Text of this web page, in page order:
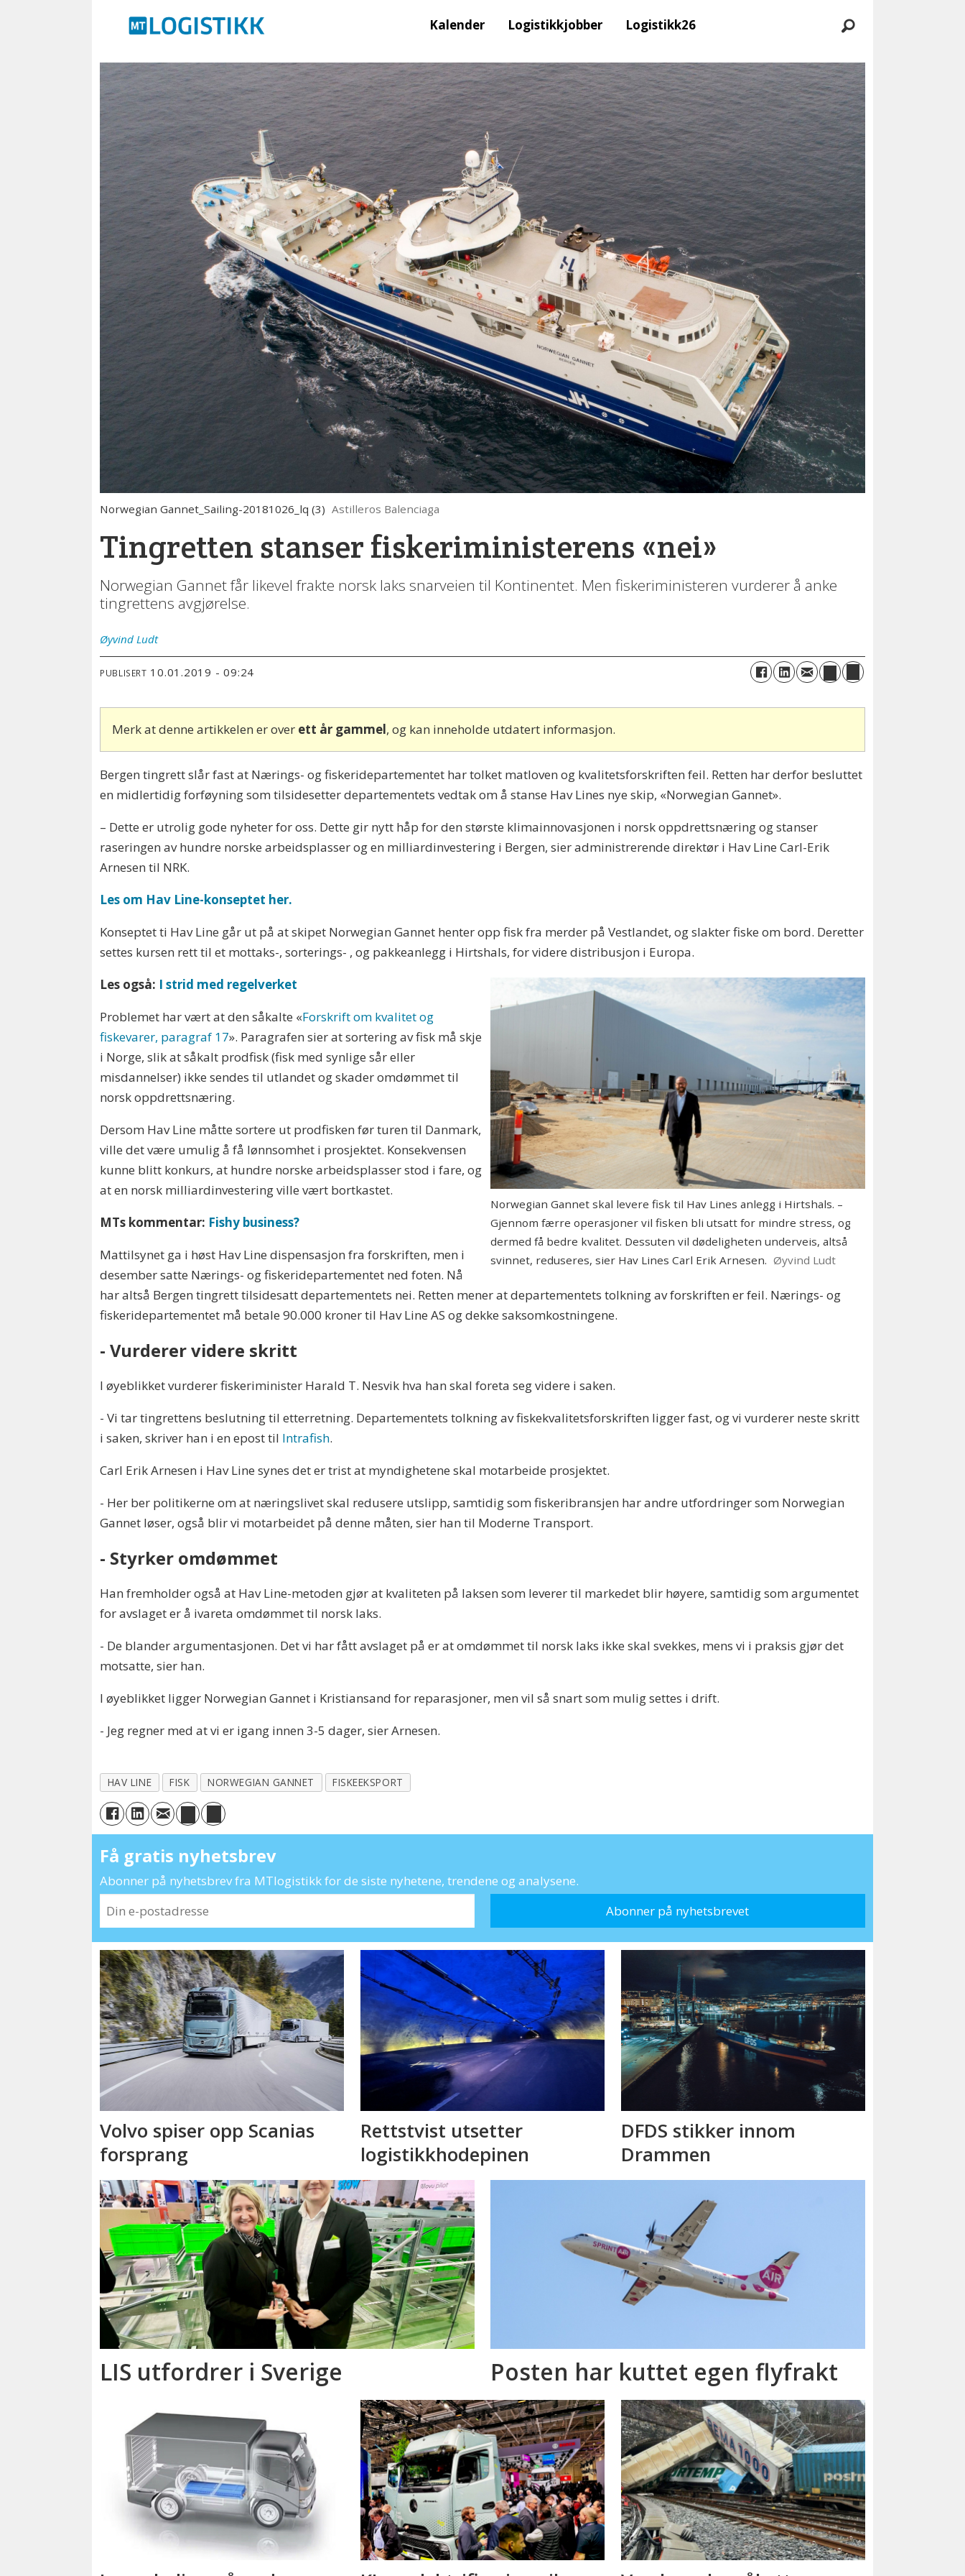
Kalender Logistikkjobber Logistikk26
Norwegian Gannet_Sailing-20181026_lq (3) Astilleros Balenciaga
Tingretten stanser fiskeriministerens «nei»
Norwegian Gannet får likevel frakte norsk laks snarveien til Kontinentet. Men fiskeriministeren vurderer å anke
tingrettens avgjørelse.
Øyvind Ludt
PUBLISERT 10.01.2019 - 09:24
Merk at denne artikkelen er over ett år gammel, og kan inneholde utdatert informasjon.
Bergen tingrett slår fast at Nærings- og fiskeridepartementet har tolket matloven og kvalitetsforskriften feil. Retten har derfor besluttet
en midlertidig forføyning som tilsidesetter departementets vedtak om å stanse Hav Lines nye skip, «Norwegian Gannet».
– Dette er utrolig gode nyheter for oss. Dette gir nytt håp for den største klimainnovasjonen i norsk oppdrettsnæring og stanser
raseringen av hundre norske arbeidsplasser og en milliardinvestering i Bergen, sier administrerende direktør i Hav Line Carl-Erik
Arnesen til NRK.
Les om Hav Line-konseptet her.
Konseptet ti Hav Line går ut på at skipet Norwegian Gannet henter opp fisk fra merder på Vestlandet, og slakter fiske om bord. Deretter
settes kursen rett til et mottaks-, sorterings- , og pakkeanlegg i Hirtshals, for videre distribusjon i Europa.
Norwegian Gannet skal levere fisk til Hav Lines anlegg i Hirtshals. –
Gjennom færre operasjoner vil fisken bli utsatt for mindre stress, og
dermed få bedre kvalitet. Dessuten vil dødeligheten underveis, altså
svinnet, reduseres, sier Hav Lines Carl Erik Arnesen. Øyvind Ludt
Les også: I strid med regelverket
Problemet har vært at den såkalte «Forskrift om kvalitet og
fiskevarer, paragraf 17». Paragrafen sier at sortering av fisk må skje
i Norge, slik at såkalt prodfisk (fisk med synlige sår eller
misdannelser) ikke sendes til utlandet og skader omdømmet til
norsk oppdrettsnæring.
Dersom Hav Line måtte sortere ut prodfisken før turen til Danmark,
ville det være umulig å få lønnsomhet i prosjektet. Konsekvensen
kunne blitt konkurs, at hundre norske arbeidsplasser stod i fare, og
at en norsk milliardinvestering ville vært bortkastet.
MTs kommentar: Fishy business?
Mattilsynet ga i høst Hav Line dispensasjon fra forskriften, men i
desember satte Nærings- og fiskeridepartementet ned foten. Nå
har altså Bergen tingrett tilsidesatt departementets nei. Retten mener at departementets tolkning av forskriften er feil. Nærings- og
fiskeridepartementet må betale 90.000 kroner til Hav Line AS og dekke saksomkostningene.
- Vurderer videre skritt
I øyeblikket vurderer fiskeriminister Harald T. Nesvik hva han skal foreta seg videre i saken.
- Vi tar tingrettens beslutning til etterretning. Departementets tolkning av fiskekvalitetsforskriften ligger fast, og vi vurderer neste skritt
i saken, skriver han i en epost til Intrafish.
Carl Erik Arnesen i Hav Line synes det er trist at myndighetene skal motarbeide prosjektet.
- Her ber politikerne om at næringslivet skal redusere utslipp, samtidig som fiskeribransjen har andre utfordringer som Norwegian
Gannet løser, også blir vi motarbeidet på denne måten, sier han til Moderne Transport.
- Styrker omdømmet
Han fremholder også at Hav Line-metoden gjør at kvaliteten på laksen som leverer til markedet blir høyere, samtidig som argumentet
for avslaget er å ivareta omdømmet til norsk laks.
- De blander argumentasjonen. Det vi har fått avslaget på er at omdømmet til norsk laks ikke skal svekkes, mens vi i praksis gjør det
motsatte, sier han.
I øyeblikket ligger Norwegian Gannet i Kristiansand for reparasjoner, men vil så snart som mulig settes i drift.
- Jeg regner med at vi er igang innen 3-5 dager, sier Arnesen.
HAV LINE FISK NORWEGIAN GANNET FISKEEKSPORT
Få gratis nyhetsbrev
Abonner på nyhetsbrev fra MTlogistikk for de siste nyhetene, trendene og analysene.
Volvo spiser opp Scanias
forsprang
Rettstvist utsetter
logistikkhodepinen
DFDS stikker innom
Drammen
LIS utfordrer i Sverige Posten har kuttet egen flyfrakt